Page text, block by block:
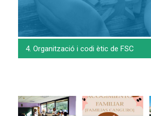
4. Organització i codi ètic de FSC